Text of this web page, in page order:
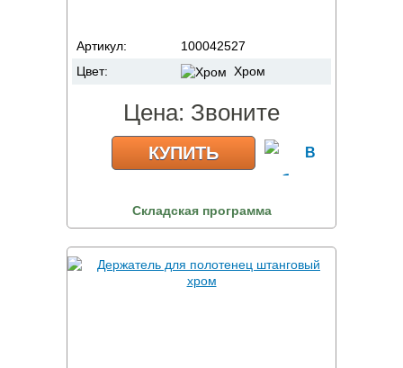
Артикул:
100042527
Цвет:
Хром
Цена: Звоните
КУПИТЬ
Складская программа